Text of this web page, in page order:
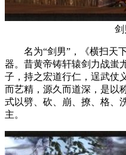
剑
名为“剑男”，《横扫天下
器。昔黄帝铸轩辕剑力战蚩
子，持之宏道行仁，逞武仗
而艺精，源久而道深，是以
式以劈、砍、崩、撩、格、
主。